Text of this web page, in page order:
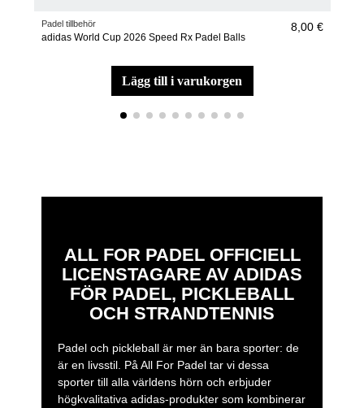
Padel tillbehör
adidas World Cup 2026 Speed Rx Padel Balls
8,00 €
lägg till i varukorgen
ALL FOR PADEL OFFICIELL
LICENSTAGARE AV ADIDAS
FÖR PADEL, PICKLEBALL
OCH STRANDTENNIS
Padel och pickleball är mer än bara sporter: de
är en livsstil. På All For Padel tar vi dessa
sporter till alla världens hörn och erbjuder
högkvalitativa adidas-produkter som kombinerar